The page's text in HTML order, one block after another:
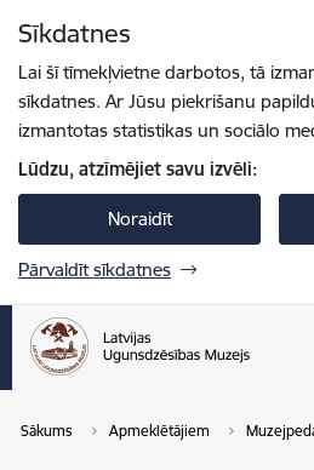
Sīkdatnes
Lai šī tīmekļvietne darbotos, tā
sīkdatnes. Ar Jūsu piekrišanu
izmantotas statistikas un sociālo
Lūdzu, atzīmējiet savu izvēli:
Noraidīt
Pārvaldīt sīkdatnes
Sākums Apmeklētājiem